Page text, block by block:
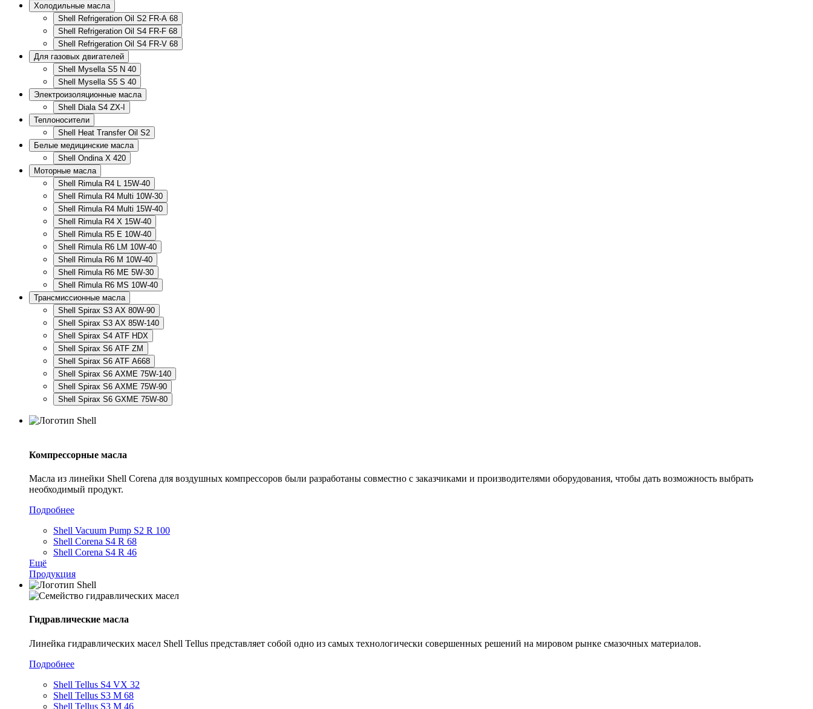
Холодильные масла
Shell Refrigeration Oil S2 FR-A 68
Shell Refrigeration Oil S4 FR-F 68
Shell Refrigeration Oil S4 FR-V 68
Для газовых двигателей
Shell Mysella S5 N 40
Shell Mysella S5 S 40
Электроизоляционные масла
Shell Diala S4 ZX-I
Теплоносители
Shell Heat Transfer Oil S2
Белые медицинские масла
Shell Ondina X 420
Моторные масла
Shell Rimula R4 L 15W-40
Shell Rimula R4 Multi 10W-30
Shell Rimula R4 Multi 15W-40
Shell Rimula R4 X 15W-40
Shell Rimula R5 E 10W-40
Shell Rimula R6 LM 10W-40
Shell Rimula R6 M 10W-40
Shell Rimula R6 ME 5W-30
Shell Rimula R6 MS 10W-40
Трансмиссионные масла
Shell Spirax S3 AX 80W-90
Shell Spirax S3 AX 85W-140
Shell Spirax S4 ATF HDX
Shell Spirax S6 ATF ZM
Shell Spirax S6 ATF А668
Shell Spirax S6 AXME 75W-140
Shell Spirax S6 AXME 75W-90
Shell Spirax S6 GXME 75W-80
Компрессорные масла
Масла из линейки Shell Corena для воздушных компрессоров были разработаны совместно с заказчиками и производителями оборудования, чтобы дать возможность выбрать
необходимый продукт.
Подробнее
Shell Vacuum Pump S2 R 100
Shell Corena S4 R 68
Shell Corena S4 R 46
Ещё
Продукция
Гидравлические масла
Линейка гидравлических масел Shell Tellus представляет собой одно из самых технологически совершенных решений на мировом рынке смазочных материалов.
Подробнее
Shell Tellus S4 VX 32
Shell Tellus S3 M 68
Shell Tellus S3 M 46